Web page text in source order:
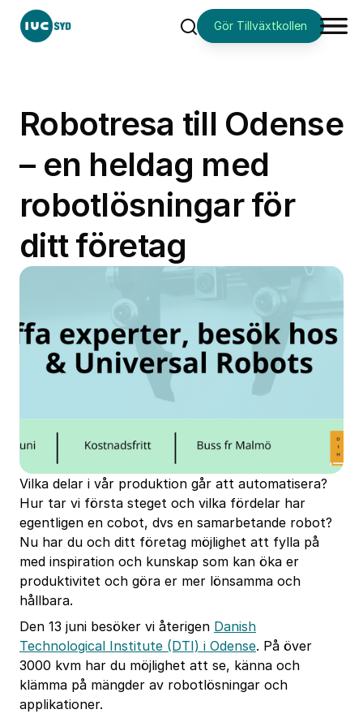
SökGör Tillväxtkollen
Robotresa till Odense
– en heldag med
robotlösningar för
ditt företag
Vilka delar i vår produktion går att automatisera?
Hur tar vi första steget och vilka fördelar har
egentligen en cobot, dvs en samarbetande robot?
Nu har du och ditt företag möjlighet att fylla på
med inspiration och kunskap som kan öka er
produktivitet och göra er mer lönsamma och
hållbara.
Den 13 juni besöker vi återigen Danish
Technological Institute (DTI) i Odense. På över
3000 kvm har du möjlighet att se, känna och
klämma på mängder av robotlösningar och
applikationer.